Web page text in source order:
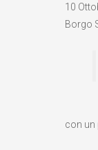
10
Borgo
con un